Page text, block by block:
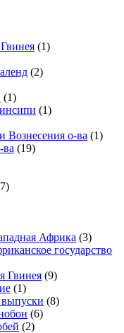
(1)
(2)
(1)
(1)
Вознесения о-ва (1)
(19)
Африка (3)
государство
Гвинея (9)
(1)
(8)
(6)
(2)